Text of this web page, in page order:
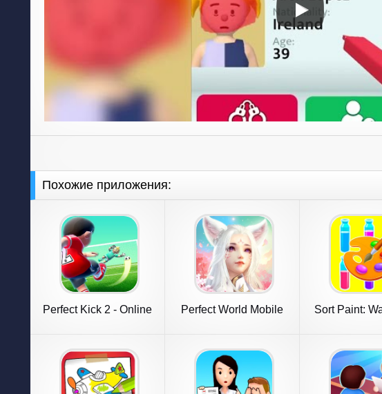
Похожие приложения:
Perfect Kick 2 - Online
Perfect World Mobile
Sort Paint: